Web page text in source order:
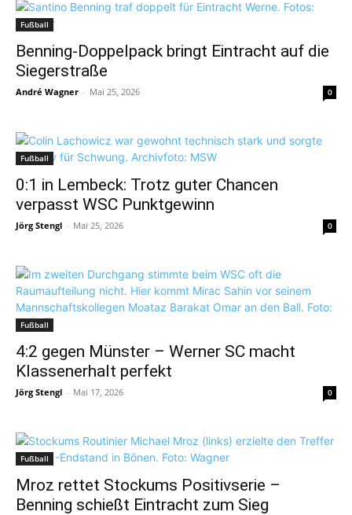
Fußball
Benning-Doppelpack bringt Eintracht auf die
Siegerstraße
André Wagner - Mai 25, 2026 0
Fußball
0:1 in Lembeck: Trotz guter Chancen
verpasst WSC Punktgewinn
Jörg Stengl - Mai 25, 2026 0
Fußball
4:2 gegen Münster – Werner SC macht
Klassenerhalt perfekt
Jörg Stengl - Mai 17, 2026 0
Fußball
Mroz rettet Stockums Positivserie –
Benning schießt Eintracht zum Sieg